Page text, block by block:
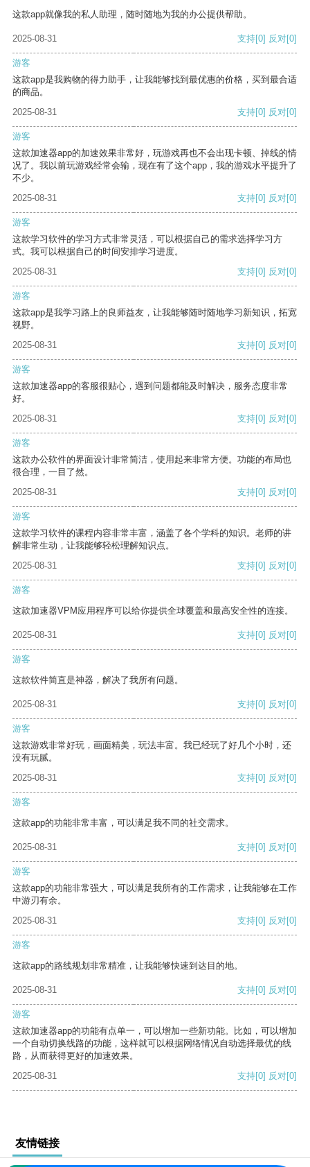
这款app就像我的私人助理，随时随地为我的办公提供帮助。
2025-08-31 支持[0] 反对[0]
游客
这款app是我购物的得力助手，让我能够找到最优惠的价格，买到最合适
的商品。
2025-08-31
支持[0] 反对[0]
游客
这款加速器app的加速效果非常好，玩游戏再也不会出现卡顿、掉线的情
况了。我以前玩游戏经常会输，现在有了这个app，我的游戏水平提升了
不少。
2025-08-31
支持[0] 反对[0]
游客
这款学习软件的学习方式非常灵活，可以根据自己的需求选择学习方
式。我可以根据自己的时间安排学习进度。
2025-08-31
支持[0] 反对[0]
游客
这款app是我学习路上的良师益友，让我能够随时随地学习新知识，拓宽
视野。
2025-08-31
支持[0] 反对[0]
游客
这款加速器app的客服很贴心，遇到问题都能及时解决，服务态度非常
好。
2025-08-31
支持[0] 反对[0]
游客
这款办公软件的界面设计非常简洁，使用起来非常方便。功能的布局也
很合理，一目了然。
2025-08-31
支持[0] 反对[0]
游客
这款学习软件的课程内容非常丰富，涵盖了各个学科的知识。老师的讲
解非常生动，让我能够轻松理解知识点。
2025-08-31
支持[0] 反对[0]
游客
这款加速器VPM应用程序可以给你提供全球覆盖和最高安全性的连接。
2025-08-31 支持[0] 反对[0]
游客
这款软件简直是神器，解决了我所有问题。
2025-08-31 支持[0] 反对[0]
游客
这款游戏非常好玩，画面精美，玩法丰富。我已经玩了好几个小时，还
没有玩腻。
2025-08-31
支持[0] 反对[0]
游客
这款app的功能非常丰富，可以满足我不同的社交需求。
2025-08-31 支持[0] 反对[0]
游客
这款app的功能非常强大，可以满足我所有的工作需求，让我能够在工作
中游刃有余。
2025-08-31
支持[0] 反对[0]
游客
这款app的路线规划非常精准，让我能够快速到达目的地。
2025-08-31 支持[0] 反对[0]
游客
这款加速器app的功能有点单一，可以增加一些新功能。比如，可以增加
一个自动切换线路的功能，这样就可以根据网络情况自动选择最优的线
路，从而获得更好的加速效果。
2025-08-31
支持[0] 反对[0]
友情链接